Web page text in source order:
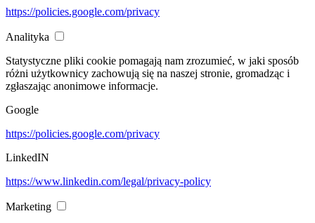
https://policies.google.com/privacy
Analityka
Statystyczne pliki cookie pomagają nam zrozumieć, w jaki sposób
różni użytkownicy zachowują się na naszej stronie, gromadząc i
zgłaszając anonimowe informacje.
Google
https://policies.google.com/privacy
LinkedIN
https://www.linkedin.com/legal/privacy-policy
Marketing